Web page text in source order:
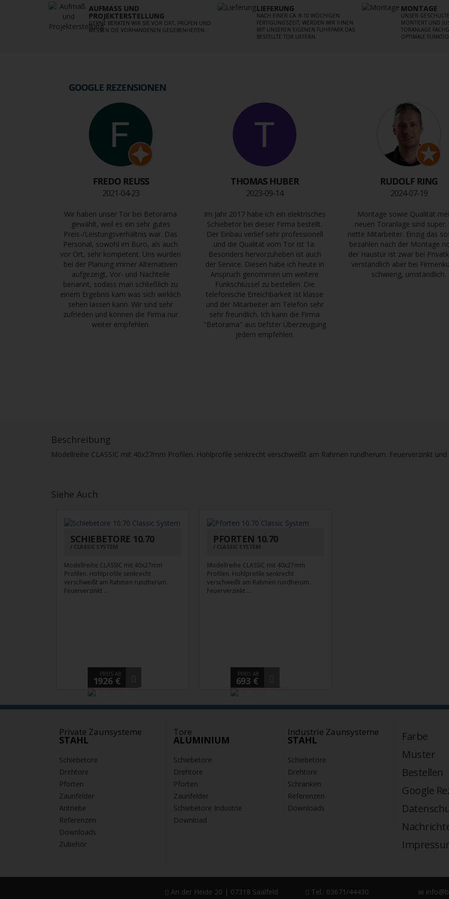
AUFMASS UND P
ROJEKTERSTELLUNG
GERNE BERATEN WIR SIE VOR ORT, PRÜFEN UND
MESSEN DIE VORHANDENEN GEGEBENHEITEN.
LIEFERUNG
NACH EINER CA. 8-10 WÖCHIGEN
FERTIGUNGSZEIT, WERDEN WIR IHNEN
MIT UNSEREN EIGENEN FUHRPARK DAS
BESTELLTE TOR LIEFERN.
MONTAGE
UNSER
MONTIERT UND
TORANLAGE
OPTIMALE
GOOGLE REZENSIONEN
FREDO REUSS
2021-04-23
Wir haben unser Tor bei Betorama
gewählt, weil es ein sehr gutes
Preis-/Leistungsverhältnis war. Das
Personal, sowohl im Büro, als auch
vor Ort, sehr kompetent. Uns wurden
bei der Planung immer Alternativen
aufgezeigt, Vor- und Nachteile
benannt, sodass man schließlich zu
einem Ergebnis kam was sich wirklich
sehen lassen kann. Wir sind sehr
zufrieden und können die Firma nur
weiter empfehlen.
THOMAS HUBER
2023-09-14
Im Jahr 2017 habe ich ein elektrisches
Schiebetor bei dieser Firma bestellt.
Der Einbau verlief sehr professionell
und die Qualität vom Tor ist 1a.
Besonders hervorzuheben ist auch
der Service. Diesen habe ich heute in
Anspruch genommen um weitere
Funkschlüssel zu bestellen. Die
telefonische Erreichbarkeit ist klasse
und der Mitarbeiter am Telefon sehr
sehr freundlich. Ich kann die Firma
"Betorama" aus tiefster Überzeugung
jedem empfehlen.
RUDOLF RING
2024-07-19
Montage sowie Qualität
neuen Toranlage sind super.
nette Mitarbeiter. Einzig das
bezahlen nach der Montage
der Haustür ist zwar bei
verständlich aber bei
schwierig, umständlich.
Beschreibung
Modellreihe CLASSIC mit 40x27mm Profilen. Hohlprofile senkrecht verschweißt am Rahmen rundherum. Feuerverzinkt
Siehe Auch
SCHIEBETORE 10.70
CLASSIC SYSTEM
Modellreihe CLASSIC mit 40x27mm
Profilen. Hohlprofile senkrecht
verschweißt am Rahmen rundherum.
Feuerverzinkt ...
PREIS AB
1926 €
PFORTEN 10.70
CLASSIC SYSTEM
Modellreihe CLASSIC mit 40x27mm
Profilen. Hohlprofile senkrecht
verschweißt am Rahmen rundherum.
Feuerverzinkt ...
PREIS AB
693 €
Private Zaunsysteme
STAHL
Schiebetore
Drehtore
Pforten
Zaunfelder
Antriebe
Referenzen
Downloads
Zubehör
Tore
ALUMINIUM
Schiebetore
Drehtore
Pforten
Zaunfelder
Schiebetore Industrie
Download
Industrie Zaunsysteme
STAHL
Schiebetore
Drehtore
Schranken
Referenzen
Downloads
Farbe
Muster
Bestellen
Google
An der Heide 20 | 07318 Saalfeld Tel.: 03671/44430